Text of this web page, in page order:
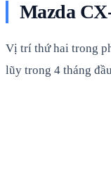
Mazda
Vị trí thứ hai trong
lũy trong 4 tháng